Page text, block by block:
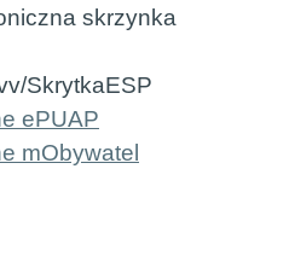
skrzynka
SkrytkaESP
ePUAP
mObywatel